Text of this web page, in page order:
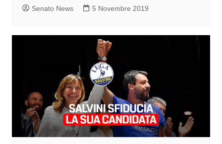
Senato News 5 Novembre 2019